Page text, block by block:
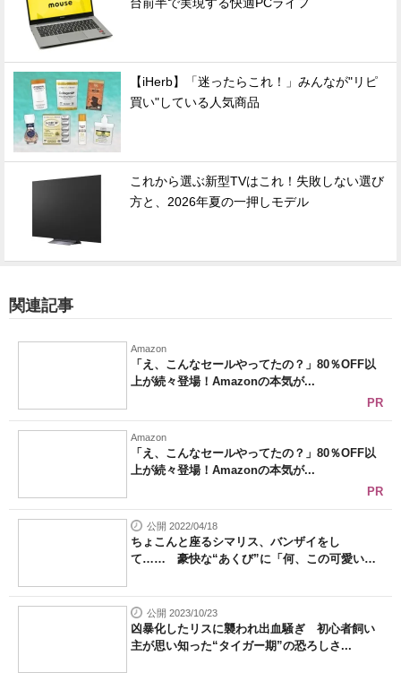
台前半で実現する快適PCライフ
【iHerb】「迷ったらこれ！」みんなが"リピ
買い"している人気商品
これから選ぶ新型TVはこれ！失敗しない選び
方と、2026年夏の一押しモデル
関連記事
Amazon
「え、こんなセールやってたの？」80％OFF以
上が続々登場！Amazonの本気が...
PR
Amazon
「え、こんなセールやってたの？」80％OFF以
上が続々登場！Amazonの本気が...
PR
公開 2022/04/18
ちょこんと座るシマリス、バンザイをし
て…… 豪快な“あくび”に「何、この可愛い
公開 2023/10/23
凶暴化したリスに襲われ出血騒ぎ 初心者飼い
主が思い知った“タイガー期”の恐ろしさ...